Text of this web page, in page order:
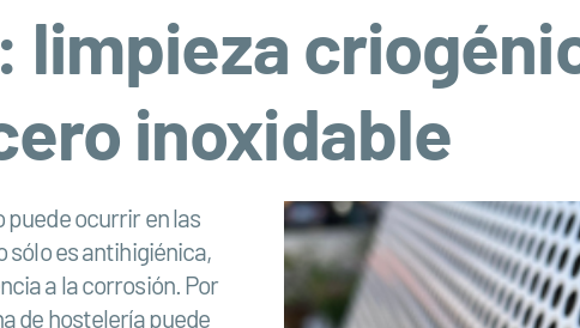
limpieza
inoxidable
puede ocurrir en las
sólo es antihigiénica,
a la corrosión. Por
de hostelería puede